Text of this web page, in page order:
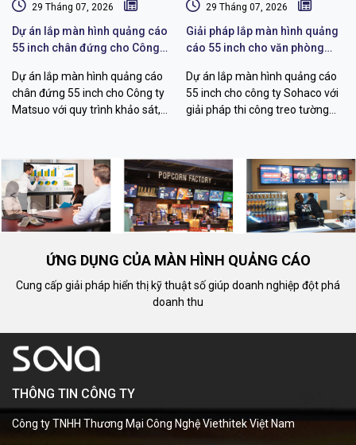
29 Tháng 07, 2026
Dự án lắp màn hình quảng cáo
55 inch chân đứng cho Công
Dự án lắp màn hình quảng cáo
chân đứng 55 inch cho Công ty
Matsuo với quy trình khảo sát,
nghiệp.
29 Tháng 07, 2026
Giải pháp lắp màn hình quảng
cáo 55 inch cho văn phòng
Dự án lắp màn hình quảng cáo
55 inch cho công ty Sohaco với
giải pháp thi công treo tường
nội dung từ xa.
< >
ỨNG DỤNG CỦA MÀN HÌNH QUẢNG CÁO
Cung cấp giải pháp hiển thị kỹ thuật số giúp doanh nghiệp đột phá
doanh thu
THÔNG TIN CÔNG TY
Công ty TNHH Thương Mại Công Nghệ Viethitek Việt Nam